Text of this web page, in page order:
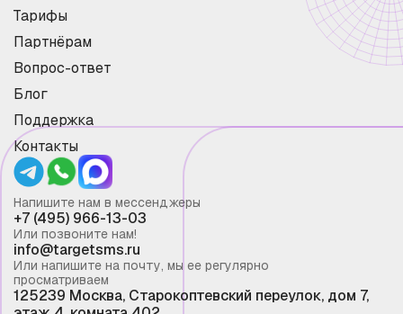
Тарифы
Партнёрам
Вопрос-ответ
Блог
Поддержка
Контакты
Напишите нам в мессенджеры
+7 (495) 966-13-03
Или позвоните нам!
info@targetsms.ru
Или напишите на почту, мы ее регулярно
просматриваем
125239 Москва, Старокоптевский переулок, дом 7,